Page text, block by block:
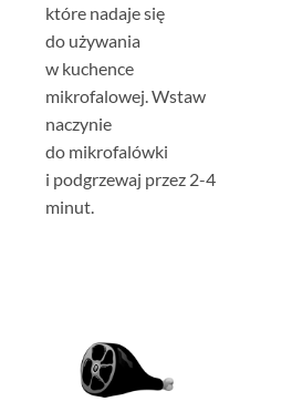
które nadaje się
do używania
w kuchence
mikrofalowej. Wstaw
naczynie
do mikrofalówki
i podgrzewaj przez 2-4
minut.